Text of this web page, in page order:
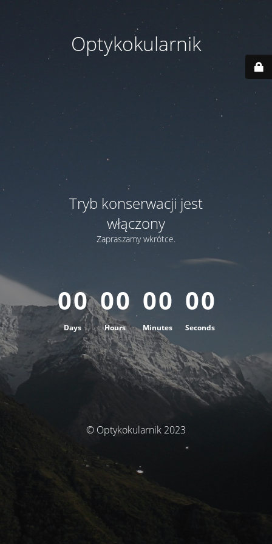
Optykokularnik
Tryb konserwacji jest
włączony
Zapraszamy wkrótce.
00
Days
00
Hours
00
Minutes
00
Seconds
© Optykokularnik 2023